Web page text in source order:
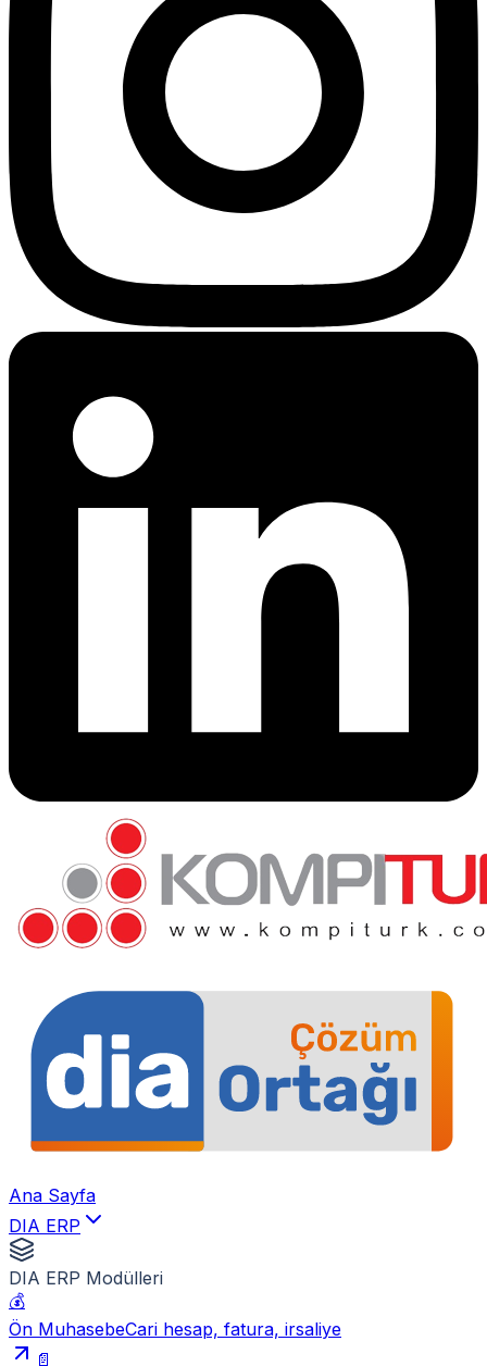
Ana Sayfa
DIA ERP
DIA ERP Modülleri
💰
Ön MuhasebeCari hesap, fatura, irsaliye
📄